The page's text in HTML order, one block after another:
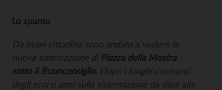
Lo spunto
Da buon cittadino sono andato a vedere la
nuova sistemazione di Piazza della Mostra
sotto il Buonconsiglio. Dopo i lunghi confronti
degli scorsi anni sulla sistemazione da dare alla